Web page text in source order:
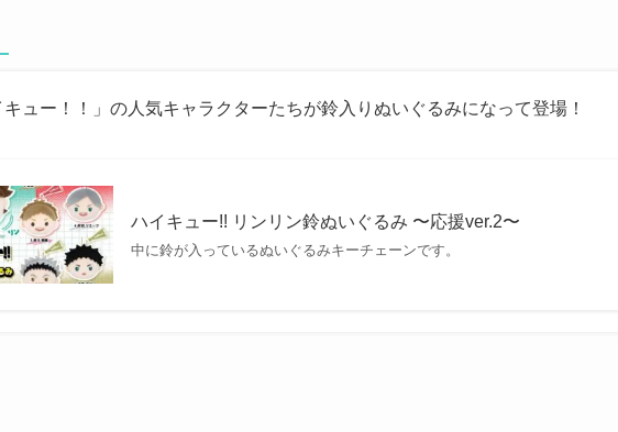
ュー！！」の人気キャラクターたちが鈴入りぬいぐるみになって登場！
ハイキュー!! リンリン鈴ぬいぐるみ 〜応援ver.2〜
中に鈴が入っているぬいぐるみキーチェーンです。